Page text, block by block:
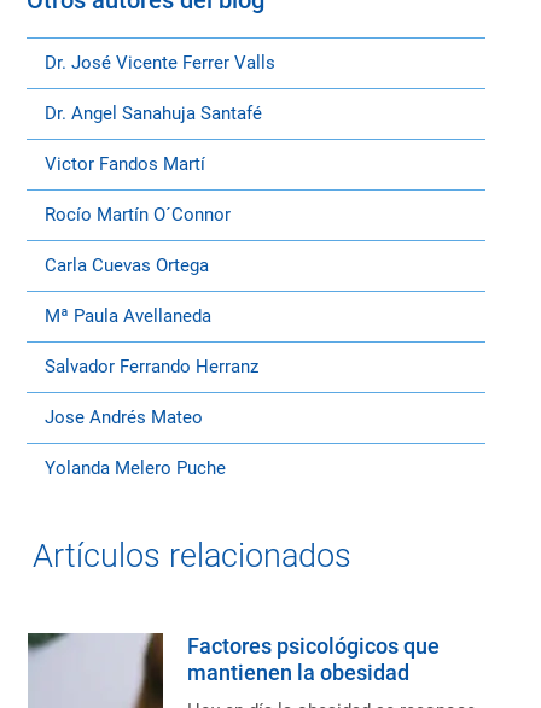
Dr. José Vicente Ferrer Valls
Dr. Angel Sanahuja Santafé
Victor Fandos Martí
Rocío Martín O´Connor
Carla Cuevas Ortega
Mª Paula Avellaneda
Salvador Ferrando Herranz
Jose Andrés Mateo
Yolanda Melero Puche
Artículos relacionados
Factores psicológicos que
mantienen la obesidad